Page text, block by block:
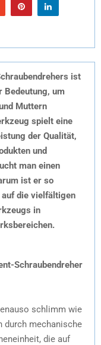
ist
Bedeutung, um
Muttern
spielt eine
der Qualität,
und
man einen
ist er so
die vielfältigen
in
Schraubendreher
schlimm wie
durch mechanische
die auf